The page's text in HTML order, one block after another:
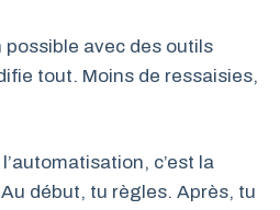
possible avec des outils
tout. Moins de ressaisies,
l’automatisation, c’est la
début, tu règles. Après, tu